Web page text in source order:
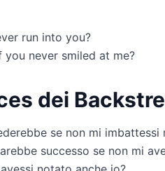
run into you?
you never smiled at me?
dei
se non mi imbattessi
successo se non mi